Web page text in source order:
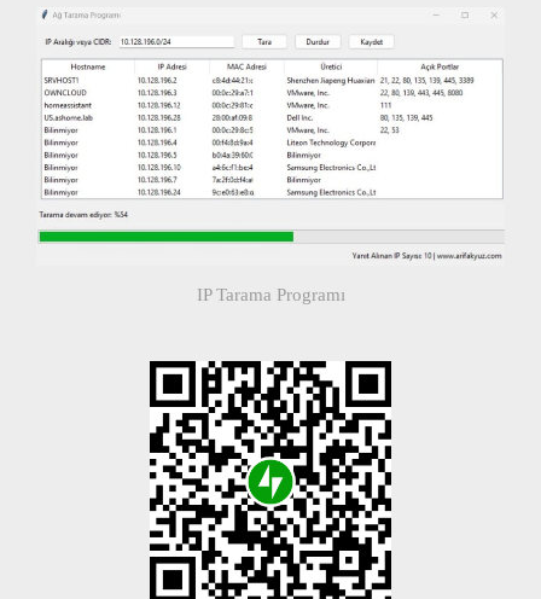
IP Tarama Programı